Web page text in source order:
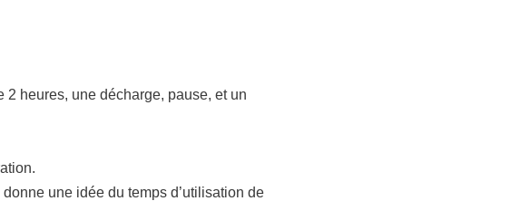
2 heures, une décharge, pause, et un
une idée du temps d’utilisation de